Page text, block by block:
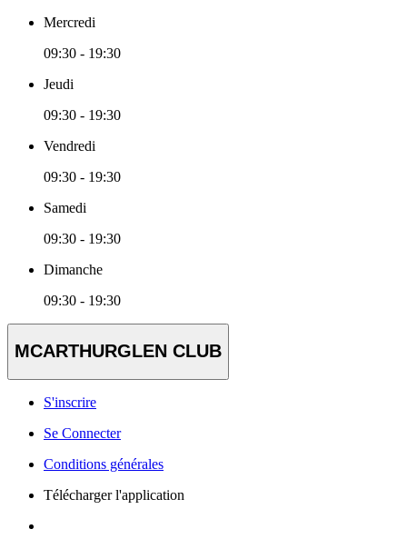
Mercredi
09:30 - 19:30
Jeudi
09:30 - 19:30
Vendredi
09:30 - 19:30
Samedi
09:30 - 19:30
Dimanche
09:30 - 19:30
MCARTHURGLEN CLUB
S'inscrire
Se Connecter
Conditions générales
Télécharger l'application